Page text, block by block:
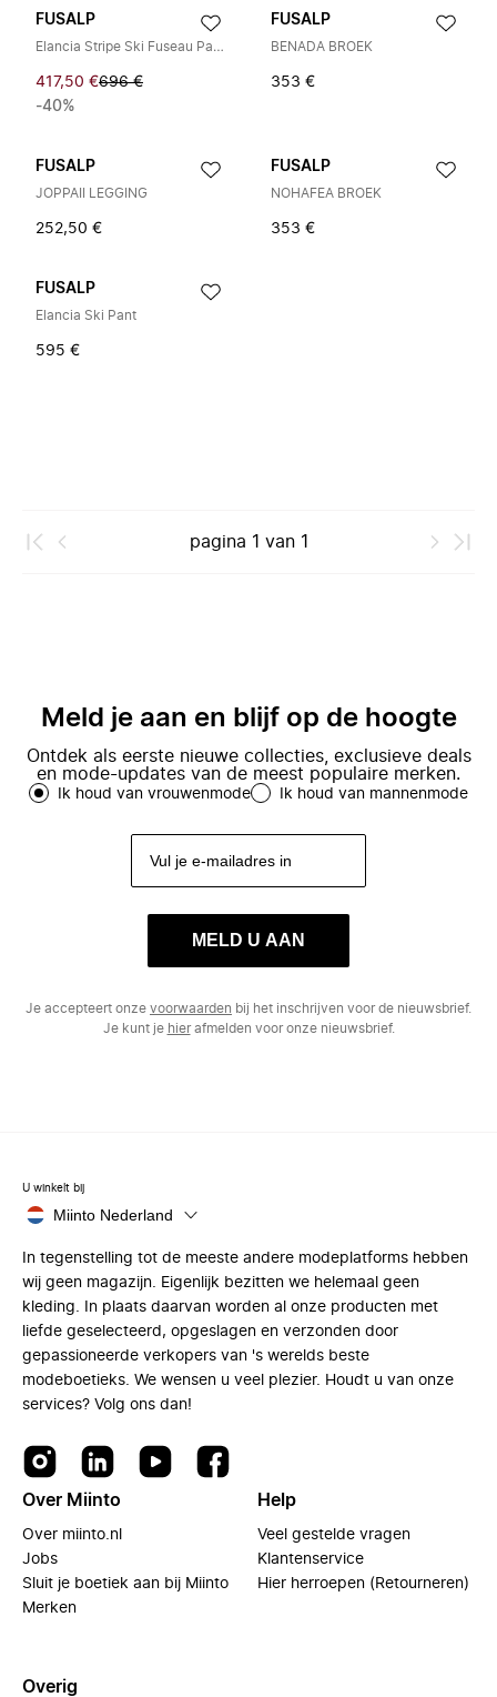
FUSALP
Elancia Stripe Ski Fuseau Pants
417,50 €696 €
-40%
FUSALP
BENADA BROEK
353 €
FUSALP
JOPPAII LEGGING
252,50 €
FUSALP
NOHAFEA BROEK
353 €
FUSALP
Elancia Ski Pant
595 €
pagina 1 van 1
Meld je aan en blijf op de hoogte
Ontdek als eerste nieuwe collecties, exclusieve deals
en mode-updates van de meest populaire merken.
Ik houd van vrouwenmode Ik houd van mannenmode
MELD U AAN
Je accepteert onze voorwaarden bij het inschrijven voor de nieuwsbrief.
Je kunt je hierafmelden voor onze nieuwsbrief.
U winkelt bij
Miinto Nederland
In tegenstelling tot de meeste andere modeplatforms hebben
wij geen magazijn. Eigenlijk bezitten we helemaal geen
kleding. In plaats daarvan worden al onze producten met
liefde geselecteerd, opgeslagen en verzonden door
gepassioneerde verkopers van 's werelds beste
modeboetieks. We wensen u veel plezier. Houdt u van onze
services? Volg ons dan!
Over Miinto
Over miinto.nl
Jobs
Sluit je boetiek aan bij Miinto
Merken
Help
Veel gestelde vragen
Klantenservice
Hier herroepen (Retourneren)
Overig